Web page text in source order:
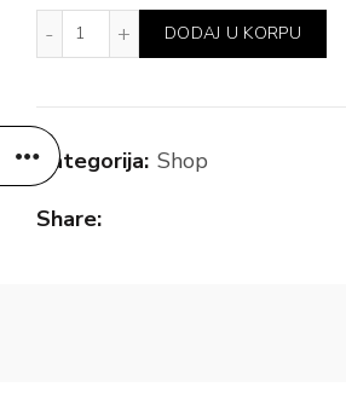
Namaz od kozjeg sira 200g količina
DODAJ U KORPU
Kategorija: Shop
Share